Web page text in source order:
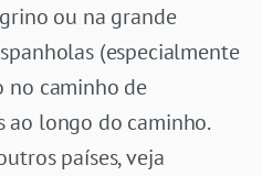
ou na grande
(especialmente
no caminho de
ao longo do caminho.
países, veja